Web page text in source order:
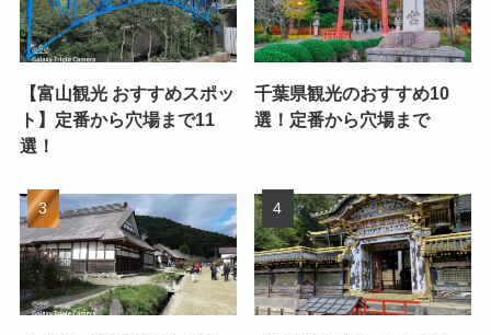
【富山観光 おすすめスポッ
ト】定番から穴場まで11
選！
千葉県観光のおすすめ10
選！定番から穴場まで